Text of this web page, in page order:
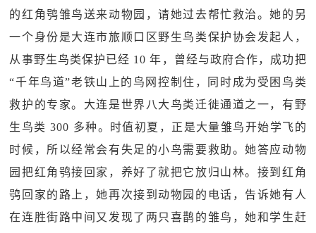
的红角鸮雏鸟送来动物园，请她过去帮忙救治。她的另
一个身份是大连市旅顺口区野生鸟类保护协会发起人，
从事野生鸟类保护已经 10 年，曾经与政府合作，成功把
“千年鸟道”老铁山上的鸟网控制住，同时成为受困鸟类
救护的专家。大连是世界八大鸟类迁徙通道之一，有野
生鸟类 300 多种。时值初夏，正是大量雏鸟开始学飞的
时候，所以经常会有失足的小鸟需要救助。她答应动物
园把红角鸮接回家，养好了就把它放归山林。接到红角
鸮回家的路上，她再次接到动物园的电话，告诉她有人
在连胜街路中间又发现了两只喜鹊的雏鸟，她和学生赶